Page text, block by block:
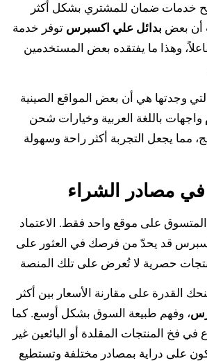
خدمات ضمان للمشتري بشكل أكثر
أن بعض بدائل علي اكسبرس توفر خدمة
وهذا ما يفتقده بعض المستخدمين
وجدتها هي أن بعض المواقع الصينية
واجهات باللغة العربية وخيارات شحن
مما يجعل التجربة أكثر راحة وسهولة
في مصادر الشراء
على موقع واحد فقط. الاعتماد
قد يحدّ من فرصك في العثور على
القدرة على مقارنة الأسعار بين أكثر
، وفهم طبيعة السوق بشكل أوسع. كما
في فخ المنتجات المقلدة أو البائعين غير
على دراية بمصادر مختلفة وتستطيع